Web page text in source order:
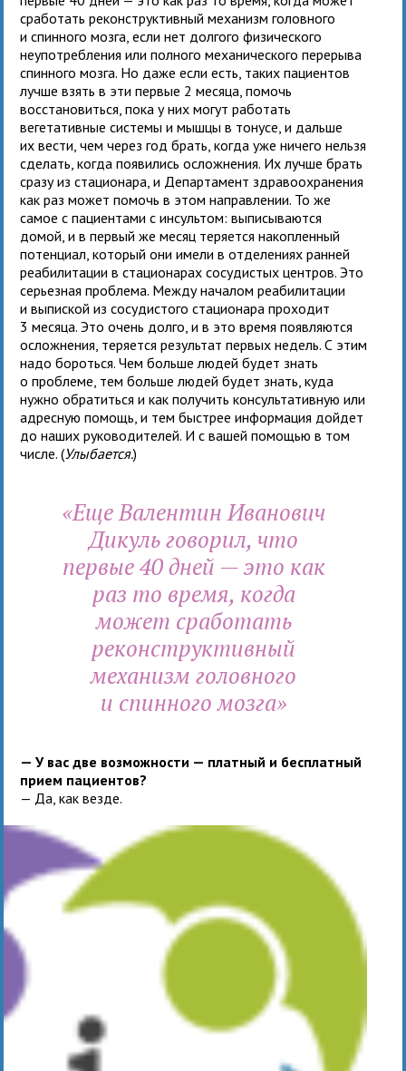
сработать реконструктивный механизм головного
и спинного мозга, если нет долгого физического
неупотребления или полного механического перерыва
спинного мозга. Но даже если есть, таких пациентов
лучше взять в эти первые 2 месяца, помочь
восстановиться, пока у них могут работать
вегетативные системы и мышцы в тонусе, и дальше
их вести, чем через год брать, когда уже ничего нельзя
сделать, когда появились осложнения. Их лучше брать
сразу из стационара, и Департамент здравоохранения
как раз может помочь в этом направлении. То же
самое с пациентами с инсультом: выписываются
домой, и в первый же месяц теряется накопленный
потенциал, который они имели в отделениях ранней
реабилитации в стационарах сосудистых центров. Это
серьезная проблема. Между началом реабилитации
и выпиской из сосудистого стационара проходит
3 месяца. Это очень долго, и в это время появляются
осложнения, теряется результат первых недель. С этим
надо бороться. Чем больше людей будет знать
о проблеме, тем больше людей будет знать, куда
нужно обратиться и как получить консультативную или
адресную помощь, и тем быстрее информация дойдет
до наших руководителей. И с вашей помощью в том
числе. (Улыбается.)
«Еще Валентин Иванович
Дикуль говорил, что
первые 40 дней — это как
раз то время, когда
может сработать
реконструктивный
механизм головного
и спинного мозга»
— У вас две возможности — платный и бесплатный
прием пациентов?
— Да, как везде.